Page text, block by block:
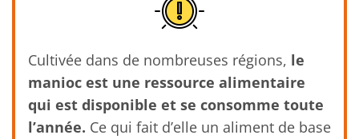
Cultivée dans de nombreuses régions, le
manioc est une ressource alimentaire
qui est disponible et se consomme toute
l’année. Ce qui fait d’elle un aliment de base